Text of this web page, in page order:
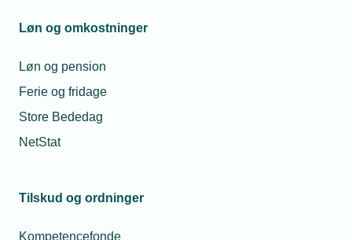
Løn og omkostninger
Løn og pension
Ferie og fridage
Store Bededag
NetStat
Tilskud og ordninger
Kompetencefonde